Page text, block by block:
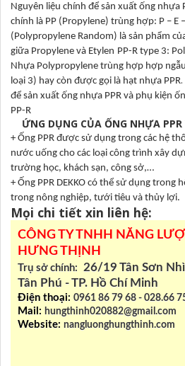
Nguyên liệu chính để sản xuất ống nhựa
chính là PP (Propylene) trùng hợp: P – E –
(Polypropylene Random) là sản phẩm
giữa Propylene và Etylen PP-R type 3:
Nhựa Polypropylene trùng hợp hợp
loại 3) hay còn được gọi là hạt nhựa PPR.
để sản xuất ống nhựa PPR và phụ kiện
PP-R
ỨNG DỤNG CỦA ỐNG NHỰA
+ Ống PPR được sử dụng trong các hệ
nước uống cho các loại công trình xây
trường học, khách sạn, công sở,…
+ Ống PPR DEKKO có thể sử dụng trong
trong nông nghiệp, tưới tiêu và thủy lợi.
Mọi chi tiết xin liên hệ:
CÔNG TY TNHH NĂNG
HƯNG THỊNH
Trụ sở chính:
26/19 Tân Sơn
Tân Phú - TP. Hồ Chí Minh
Điện thoại: 0961 86 79 68 - 028.66
Mail: hungthinh020882@gmail.com
Website: nangluonghungthinh.com